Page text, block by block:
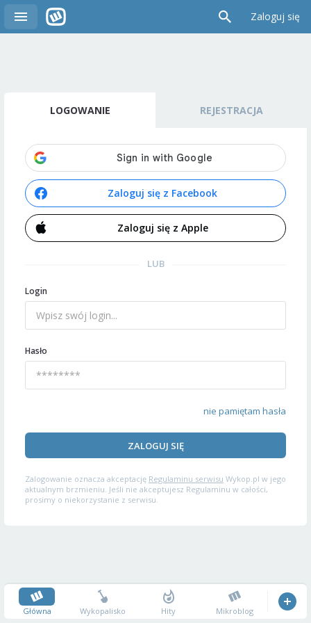
Zaloguj się
LOGOWANIE REJESTRACJA
Zaloguj się z Facebook
Zaloguj się z Apple
LUB
Login
Hasło
nie pamiętam hasła
ZALOGUJ SIĘ
Zalogowanie oznacza akceptację Regulaminu serwisu Wykop.pl w jego
aktualnym brzmieniu. Jeśli nie akceptujesz Regulaminu w całości,
prosimy o niekorzystanie z serwisu.
Główna Wykopalisko Hity Mikroblog